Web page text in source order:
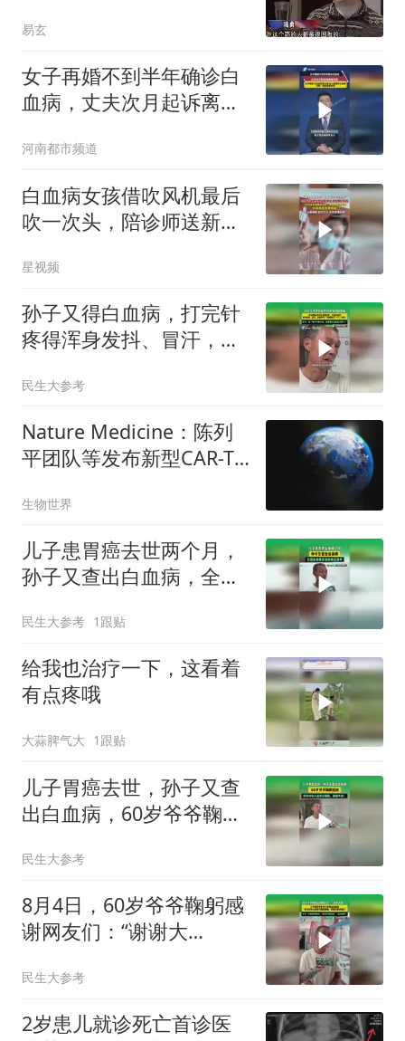
易玄
女子再婚不到半年确诊白
血病，丈夫次月起诉离婚
诉其父母女儿索要彩礼金
饰
河南都市频道
白血病女孩借吹风机最后
吹一次头，陪诊师送新
星视频
孙子又得白血病，打完针
疼得浑身发抖、冒汗，还
下，不疼！
民生大参考
Nature Medicine：陈列
平团队等发布新型CAR-T
床试验数据
生物世界
儿子患胃癌去世两个月，
孙子又查出白血病，全国
民生大参考 1跟贴
给我也治疗一下，这看着
有点疼哦
大蒜脾气大 1跟贴
儿子胃癌去世，孙子又查
出白血病，60岁爷爷鞠躬
捐款
民生大参考
8月4日，60岁爷爷鞠躬感
谢网友们：“谢谢大
查出白血病
民生大参考
2岁患儿就诊死亡首诊医